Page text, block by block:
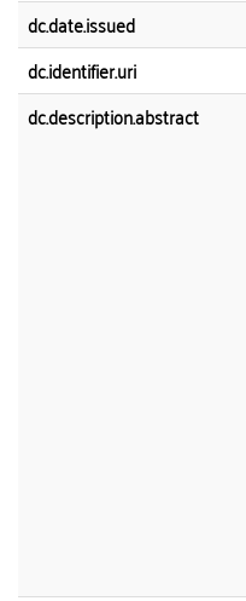
dc.date.issued
dc.identifier.uri
dc.description.abstract